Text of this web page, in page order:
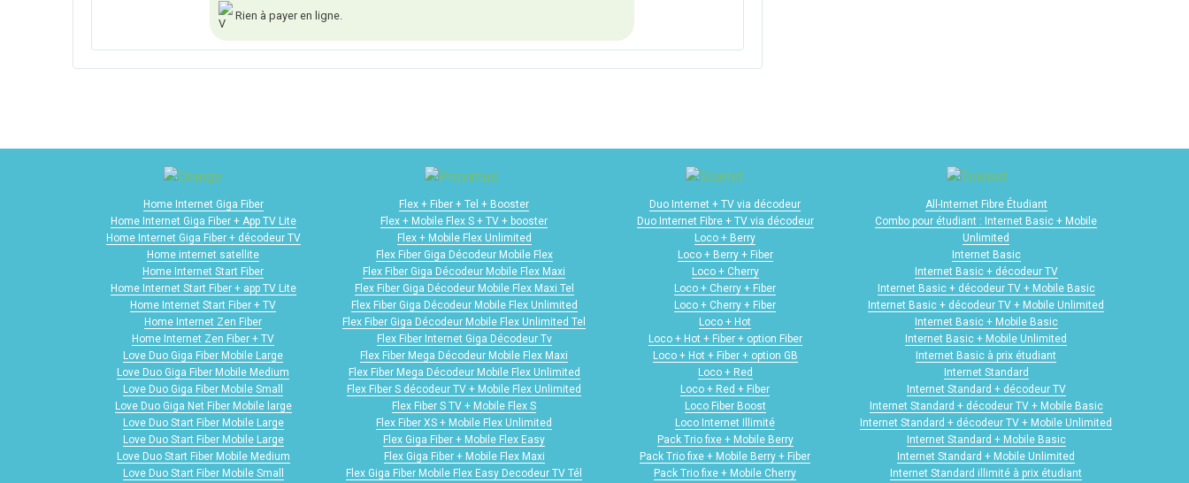
Rien à payer en ligne.
Home Internet Giga Fiber
Home Internet Giga Fiber + App TV Lite
Home Internet Giga Fiber + décodeur TV
Home internet satellite
Home Internet Start Fiber
Home Internet Start Fiber + app TV Lite
Home Internet Start Fiber + TV
Home Internet Zen Fiber
Home Internet Zen Fiber + TV
Love Duo Giga Fiber Mobile Large
Love Duo Giga Fiber Mobile Medium
Love Duo Giga Fiber Mobile Small
Love Duo Giga Net Fiber Mobile large
Love Duo Start Fiber Mobile Large
Love Duo Start Fiber Mobile Large
Love Duo Start Fiber Mobile Medium
Love Duo Start Fiber Mobile Small
Flex + Fiber + Tel + Booster
Flex + Mobile Flex S + TV + booster
Flex + Mobile Flex Unlimited
Flex Fiber Giga Décodeur Mobile Flex
Flex Fiber Giga Décodeur Mobile Flex Maxi
Flex Fiber Giga Décodeur Mobile Flex Maxi Tel
Flex Fiber Giga Décodeur Mobile Flex Unlimited
Flex Fiber Giga Décodeur Mobile Flex Unlimited Tel
Flex Fiber Internet Giga Décodeur Tv
Flex Fiber Mega Décodeur Mobile Flex Maxi
Flex Fiber Mega Décodeur Mobile Flex Unlimited
Flex Fiber S décodeur TV + Mobile Flex Unlimited
Flex Fiber S TV + Mobile Flex S
Flex Fiber XS + Mobile Flex Unlimited
Flex Giga Fiber + Mobile Flex Easy
Flex Giga Fiber + Mobile Flex Maxi
Flex Giga Fiber Mobile Flex Easy Decodeur TV Tél
Duo Internet + TV via décodeur
Duo Internet Fibre + TV via décodeur
Loco + Berry
Loco + Berry + Fiber
Loco + Cherry
Loco + Cherry + Fiber
Loco + Cherry + Fiber
Loco + Hot
Loco + Hot + Fiber + option Fiber
Loco + Hot + Fiber + option GB
Loco + Red
Loco + Red + Fiber
Loco Fiber Boost
Loco Internet Illimité
Pack Trio fixe + Mobile Berry
Pack Trio fixe + Mobile Berry + Fiber
Pack Trio fixe + Mobile Cherry
All-Internet Fibre Étudiant
Combo pour étudiant : Internet Basic + Mobile
Unlimited
Internet Basic
Internet Basic + décodeur TV
Internet Basic + décodeur TV + Mobile Basic
Internet Basic + décodeur TV + Mobile Unlimited
Internet Basic + Mobile Basic
Internet Basic + Mobile Unlimited
Internet Basic à prix étudiant
Internet Standard
Internet Standard + décodeur TV
Internet Standard + décodeur TV + Mobile Basic
Internet Standard + décodeur TV + Mobile Unlimited
Internet Standard + Mobile Basic
Internet Standard + Mobile Unlimited
Internet Standard illimité à prix étudiant